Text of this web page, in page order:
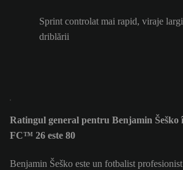
Sprint controlat mai rapid, viraje
driblării
Ratingul general pentru Benjamin Šeško
FC™ 26 este 80
Benjamin Šeško este un fotbalist